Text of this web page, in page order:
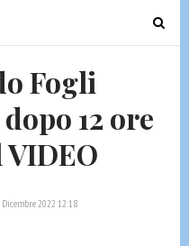
T
o
e
Fogli
12 ore
Dicembre 2022 12:18